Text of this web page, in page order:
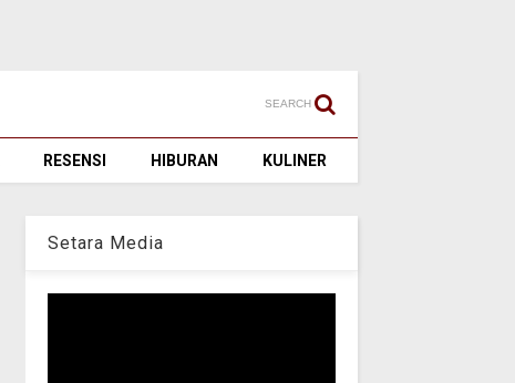
SEARCH
RESENSI HIBURAN KULINER
Setara Media